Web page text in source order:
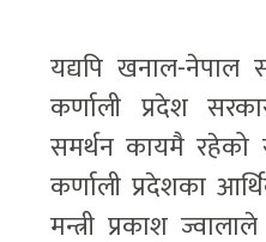
यद्यपि खनाल-
कर्णाली प्रदेश
समर्थन कायमै रहेको
कर्णाली प्रदेशका
मन्त्री प्रकाश